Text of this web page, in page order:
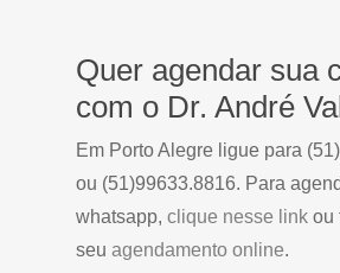
Quer agendar sua
com o Dr. André
Em Porto Alegre ligue para
ou (51)99633.8816. Para
whatsapp, clique nesse link ou
seu agendamento online.